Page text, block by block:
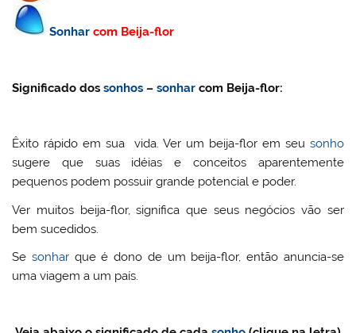
Sonhar com Beija-flor
Significado dossonhos –sonhar com Beija-flor:
Êxito rápido em sua vida. Ver um beija-flor em seu sonho
sugere que suas idéias e conceitos aparentemente
pequenos podem possuir grande potencial e poder.
Ver muitos beija-flor, significa que seus negócios vão ser
bem sucedidos.
Se sonharque é dono de um beija-flor, então anuncia-se
uma viagem a um país.